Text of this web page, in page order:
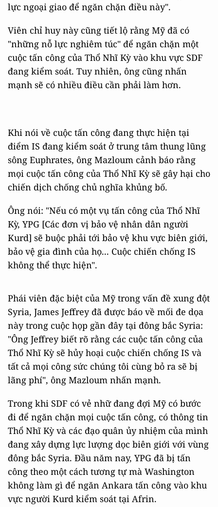
lực ngoại giao để ngăn chặn điều này".
Viên chỉ huy này cũng tiết lộ rằng Mỹ đã có
"những nỗ lực nghiêm túc" để ngăn chặn một
cuộc tấn công của Thổ Nhĩ Kỳ vào khu vực SDF
đang kiểm soát. Tuy nhiên, ông cũng nhấn
mạnh sẽ có nhiều điều cần phải làm hơn.
Khi nói về cuộc tấn công đang thực hiện tại
điểm IS đang kiểm soát ở trung tâm thung lũng
sông Euphrates, ông Mazloum cảnh báo rằng
mọi cuộc tấn công của Thổ Nhĩ Kỳ sẽ gây hại cho
chiến dịch chống chủ nghĩa khủng bố.
Ông nói: "Nếu có một vụ tấn công của Thổ Nhĩ
Kỳ, YPG [Các đơn vị bảo vệ nhân dân người
Kurd] sẽ buộc phải tới bảo vệ khu vực biên giới,
bảo vệ gia đình của họ... Cuộc chiến chống IS
không thể thực hiện".
Phái viên đặc biệt của Mỹ trong vấn đề xung đột
Syria, James Jeffrey đã được báo về mối đe dọa
này trong cuộc họp gần đây tại đông bắc Syria:
"Ông Jeffrey biết rõ rằng các cuộc tấn công của
Thổ Nhĩ Kỳ sẽ hủy hoại cuộc chiến chống IS và
tất cả mọi công sức chúng tôi cùng bỏ ra sẽ bị
lãng phí", ông Mazloum nhấn mạnh.
Trong khi SDF có vẻ nhữ đang đợi Mỹ có bước
đi để ngăn chặn mọi cuộc tấn công, có thông tin
Thổ Nhĩ Kỳ và các đạo quân ủy nhiệm của mình
đang xây dựng lực lượng dọc biên giới với vùng
đông bắc Syria. Đầu năm nay, YPG đã bị tấn
công theo một cách tương tự mà Washington
không làm gì để ngăn Ankara tấn công vào khu
vực người Kurd kiểm soát tại Afrin.